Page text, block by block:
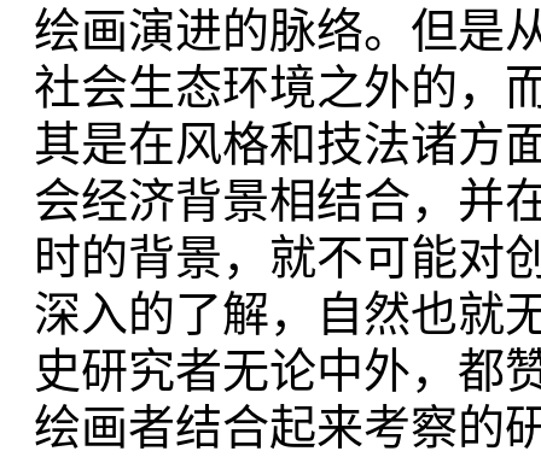
绘画演进的脉络。但是
社会生态环境之外的，
其是在风格和技法诸方
会经济背景相结合，并
时的背景，就不可能对
深入的了解，自然也就
史研究者无论中外，都
绘画者结合起来考察的